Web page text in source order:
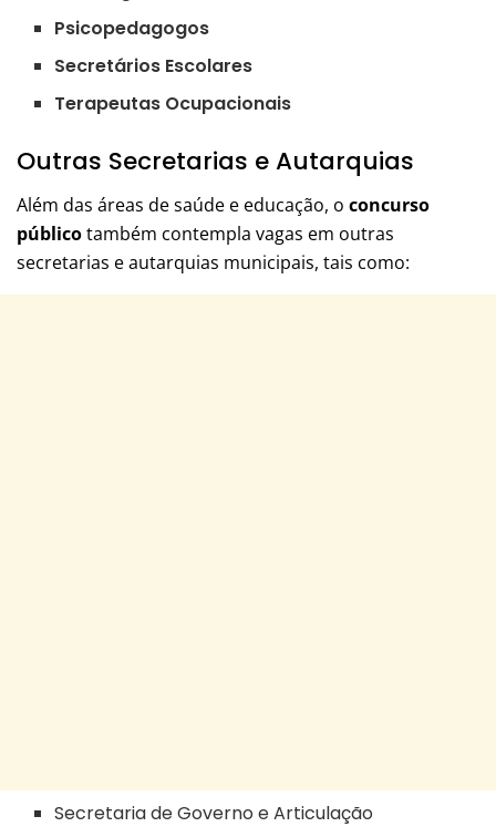
Psicopedagogos
Secretários Escolares
Terapeutas Ocupacionais
Outras Secretarias e Autarquias
Além das áreas de saúde e educação, o concurso
públicotambém contempla vagas em outras
secretarias e autarquias municipais, tais como:
Secretaria de Governo e Articulação